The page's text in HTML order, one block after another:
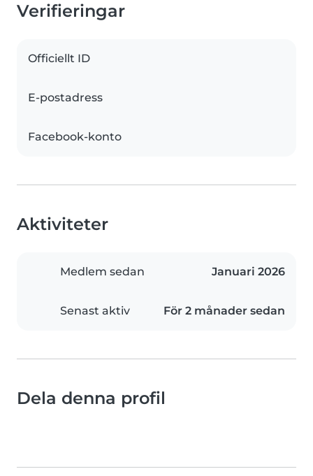
Verifieringar
Officiellt ID
E-postadress
Facebook-konto
Aktiviteter
Medlem sedan Januari 2026
Senast aktiv För 2 månader sedan
Dela denna profil